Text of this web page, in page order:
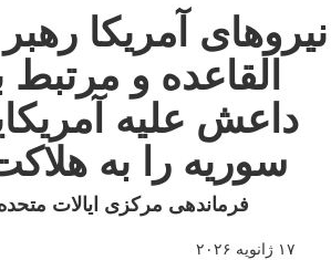
websites use HTTPS
or https://
means you’ve safely
to the .mil website. Share sensitive
only on official, secure websites.
نیروهای آمریکا
القاعده و مرتبط
داعش علیه
سوریه را به
فرماندهی مرکزی ایالات
۱۷ ژانویه ۲۰۲۶